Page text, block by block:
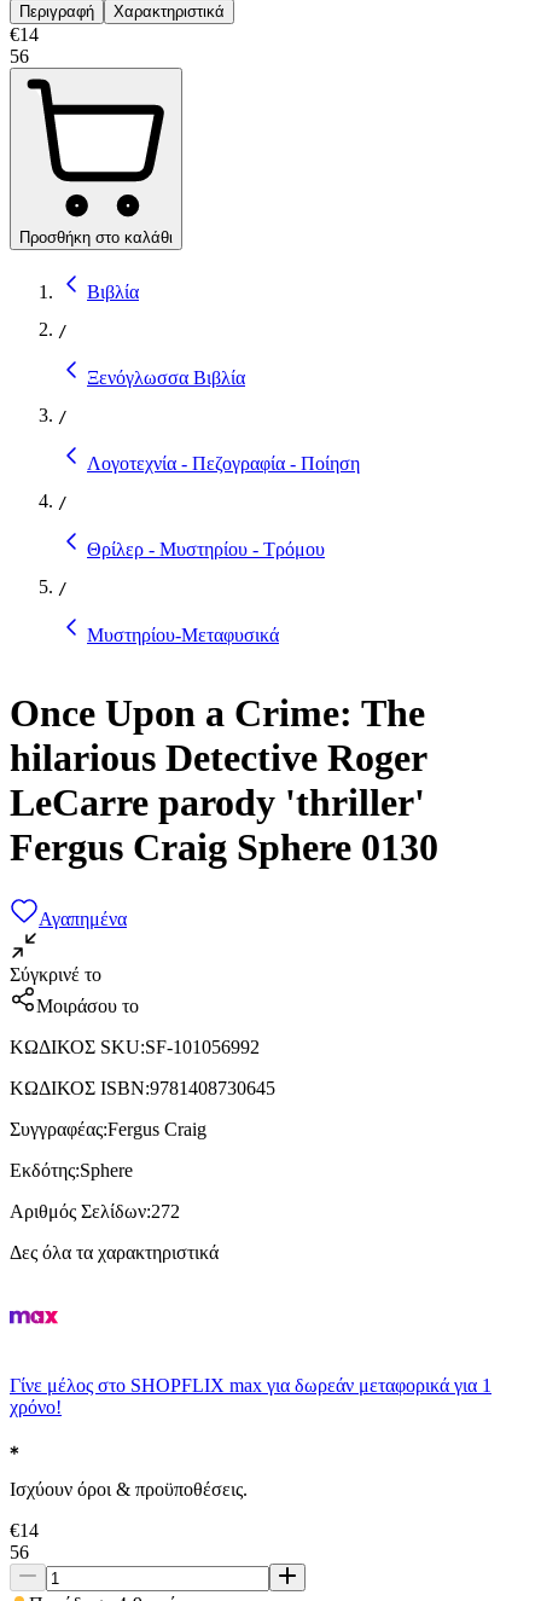
Περιγραφή Χαρακτηριστικά
€14
56
Προσθήκη στο καλάθι
Βιβλία
/
Ξενόγλωσσα Βιβλία
/
Λογοτεχνία - Πεζογραφία - Ποίηση
/
Θρίλερ - Μυστηρίου - Τρόμου
/
Μυστηρίου-Μεταφυσικά
Once Upon a Crime: The
hilarious Detective Roger
LeCarre parody 'thriller'
Fergus Craig Sphere 0130
Αγαπημένα
Σύγκρινέ το
Μοιράσου το
ΚΩΔΙΚΟΣ SKU:SF-101056992
ΚΩΔΙΚΟΣ ISBN:9781408730645
Συγγραφέας:Fergus Craig
Εκδότης:Sphere
Αριθμός Σελίδων:272
Δες όλα τα χαρακτηριστικά
Γίνε μέλος στο SHOPFLIX max για δωρεάν μεταφορικά για 1
χρόνο!
Ισχύουν όροι & προϋποθέσεις.
€14
56